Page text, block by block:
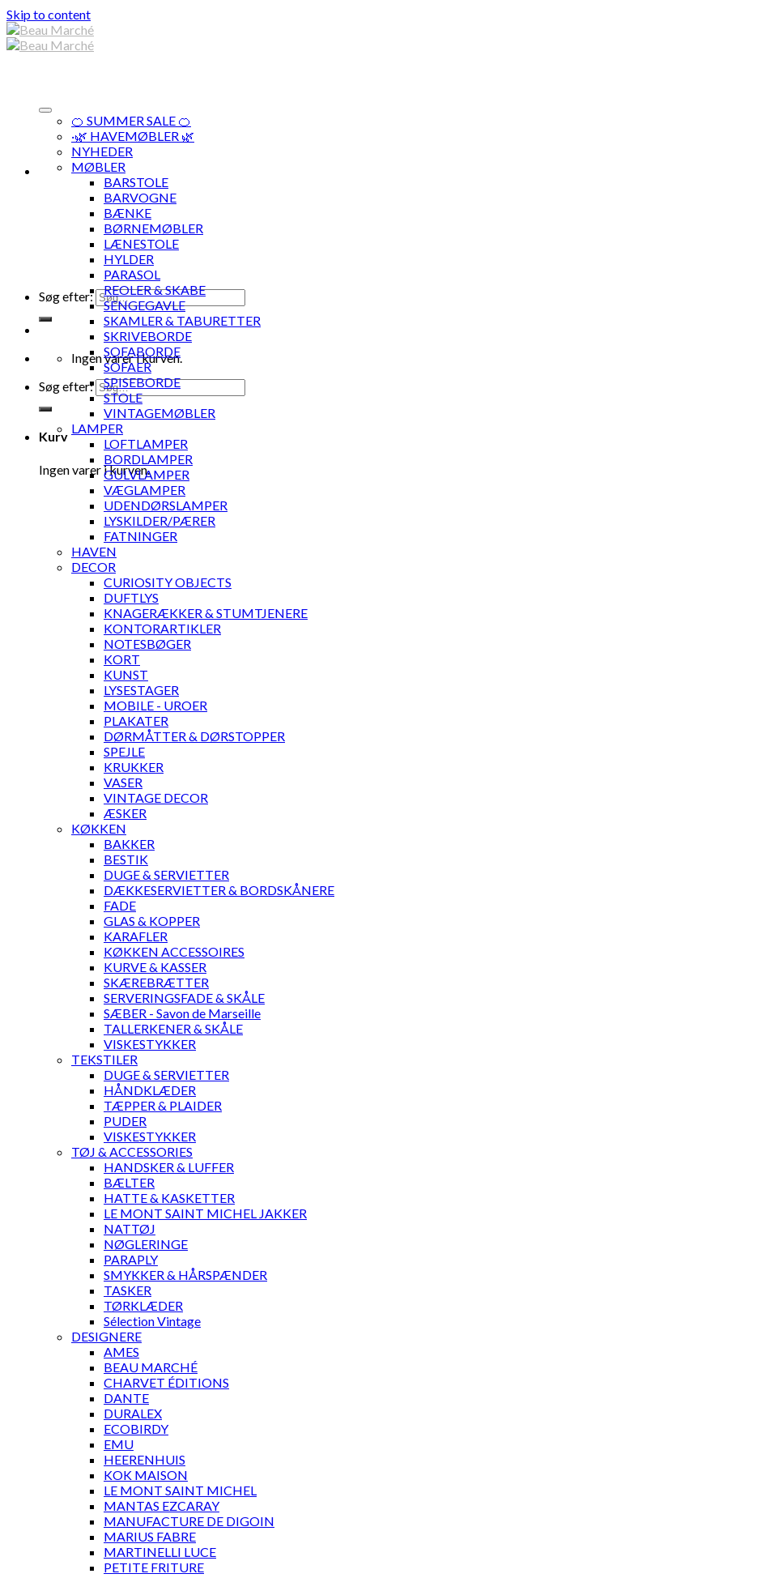
Skip to content
Søg efter:
Ingen varer i kurven.
Søg efter:
Kurv
Ingen varer i kurven.
🍊 SUMMER SALE 🍊
·🌿 HAVEMØBLER 🌿
NYHEDER
MØBLER
BARSTOLE
BARVOGNE
BÆNKE
BØRNEMØBLER
LÆNESTOLE
HYLDER
PARASOL
REOLER & SKABE
SENGEGAVLE
SKAMLER & TABURETTER
SKRIVEBORDE
SOFABORDE
SOFAER
SPISEBORDE
STOLE
VINTAGEMØBLER
LAMPER
LOFTLAMPER
BORDLAMPER
GULVLAMPER
VÆGLAMPER
UDENDØRSLAMPER
LYSKILDER/PÆRER
FATNINGER
HAVEN
DECOR
CURIOSITY OBJECTS
DUFTLYS
KNAGERÆKKER & STUMTJENERE
KONTORARTIKLER
NOTESBØGER
KORT
KUNST
LYSESTAGER
MOBILE - UROER
PLAKATER
DØRMÅTTER & DØRSTOPPER
SPEJLE
KRUKKER
VASER
VINTAGE DECOR
ÆSKER
KØKKEN
BAKKER
BESTIK
DUGE & SERVIETTER
DÆKKESERVIETTER & BORDSKÅNERE
FADE
GLAS & KOPPER
KARAFLER
KØKKEN ACCESSOIRES
KURVE & KASSER
SKÆREBRÆTTER
SERVERINGSFADE & SKÅLE
SÆBER - Savon de Marseille
TALLERKENER & SKÅLE
VISKESTYKKER
TEKSTILER
DUGE & SERVIETTER
HÅNDKLÆDER
TÆPPER & PLAIDER
PUDER
VISKESTYKKER
TØJ & ACCESSORIES
HANDSKER & LUFFER
BÆLTER
HATTE & KASKETTER
LE MONT SAINT MICHEL JAKKER
NATTØJ
NØGLERINGE
PARAPLY
SMYKKER & HÅRSPÆNDER
TASKER
TØRKLÆDER
Sélection Vintage
DESIGNERE
AMES
BEAU MARCHÉ
CHARVET ÉDITIONS
DANTE
DURALEX
ECOBIRDY
EMU
HEERENHUIS
KOK MAISON
LE MONT SAINT MICHEL
MANTAS EZCARAY
MANUFACTURE DE DIGOIN
MARIUS FABRE
MARTINELLI LUCE
PETITE FRITURE